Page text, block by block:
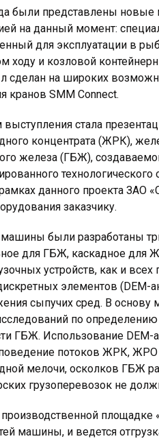
были представлены новые
на данный момент:
для эксплуатации в
ходу и козловой
сделан на широких
кранов SMM Connect.
стала
концентрата (ЖРК),
железа (ГБЖ),
данного проекта ЗАО
заказчику.
были разработаны
для ГБЖ, каскадное для
устройств, как и
элементов (DEM-
сыпучих сред. В основу
по
ГБЖ. Использование
потоков ЖРК,
мелочи, осколков ГБЖ
грузоперевозок не
машины, и ведется